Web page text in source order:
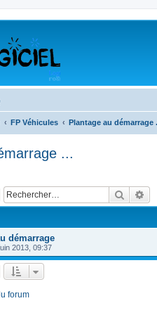
FP Véhicules Plantage au démarrage
...
démarrage
2013, 09:37
forum